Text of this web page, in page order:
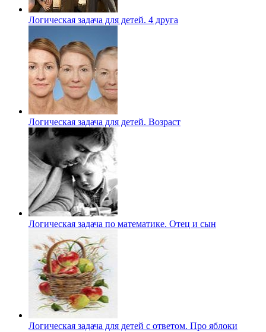
Логическая задача для детей. 4 друга
Логическая задача для детей. Возраст
Логическая задача по математике. Отец и сын
Логическая задача для детей с ответом. Про яблоки